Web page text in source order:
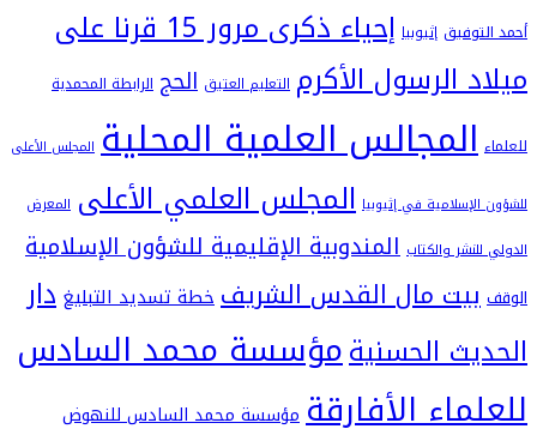
إثيوبيا
إحياء ذكرى مرور 15 قرنا على
الرسول الأكرم التعليم العتيق الحج الرابطة المحمدية
العلمية المحلية المجلس الأعلى
في إثيوبيا المجلس العلمي الأعلى المعرض
والكتاب المندوبية الإقليمية للشؤون الإسلامية
مال القدس الشريفخطة تسديد التبليغدار
الحسنيةمؤسسة محمد السادس
الأفارقةمؤسسة محمد السادس للنهوض